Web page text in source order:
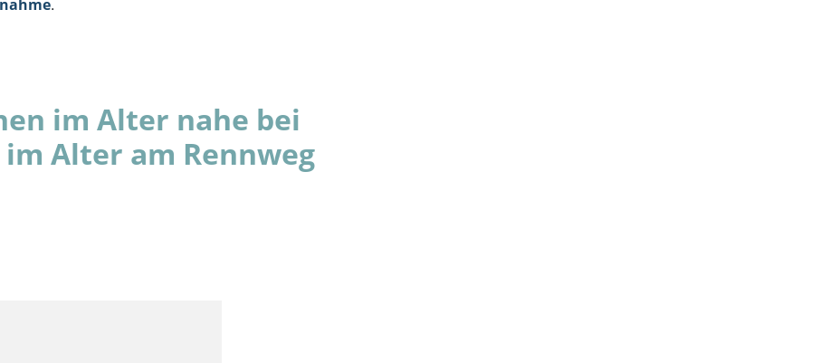
.
im Alter nahe bei
Alter am Rennweg